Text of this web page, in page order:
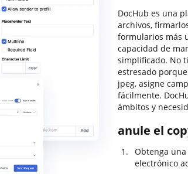
DocHub es una
archivos,
formularios más
capacidad de
simplificado. No
estresado
jpeg, asigne
fácilmente.
ámbitos y
anule el
Obtenga
electrónico